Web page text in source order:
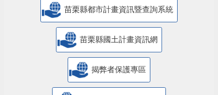
苗栗縣都市計畫資訊暨查詢系統
苗栗縣國土計畫資訊網
揭弊者保護專區